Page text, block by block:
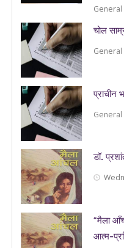
General
चोल
General
प्राचीन
General
डॉ.
“मैला
आत्म-